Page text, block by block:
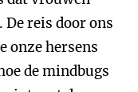
reis door ons
onze hersens
de mindbugs